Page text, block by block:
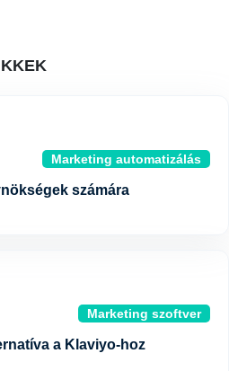
Marketing automatizálás
számára
Marketing szoftver
a Klaviyo-hoz